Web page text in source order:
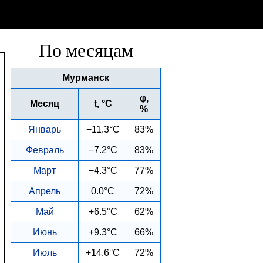
По месяцам
Мурманск
Месяц t, °C
φ,
%
Январь −11.3°C 83%
Февраль −7.2°C 83%
Март −4.3°C 77%
Апрель 0.0°C 72%
Май +6.5°C 62%
Июнь +9.3°C 66%
Июль +14.6°C 72%